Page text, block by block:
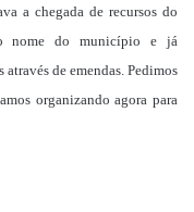
a chegada de recursos do
o nome do município e já
de emendas. Pedimos
organizando agora para